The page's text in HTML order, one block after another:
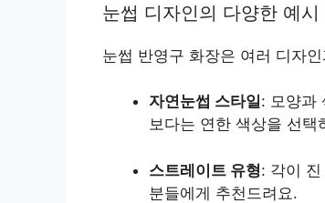
눈썹 디자인의 다양한 예시
눈썹 반영구 화장은 여러 디자
자연눈썹 스타일: 모양과
보다는 연한 색상을 선택
스트레이트 유형: 각이
분들에게 추천드려요.